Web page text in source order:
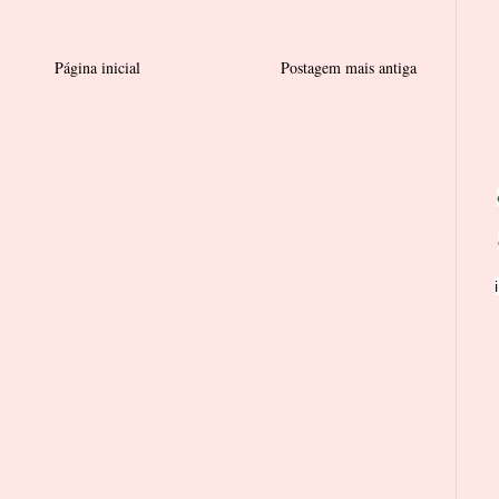
Postagem mais antiga
Página inicial